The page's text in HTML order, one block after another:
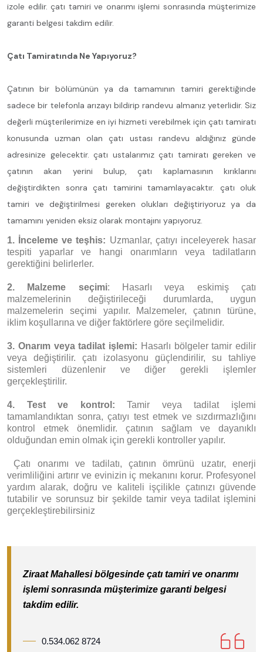
izole edilir. çatı tamiri ve onarımı işlemi sonrasında müşterimize
garanti belgesi takdim edilir.
Çatı Tamiratında Ne Yapıyoruz?
Çatının bir bölümünün ya da tamamının tamiri gerektiğinde
sadece bir telefonla arızayı bildirip randevu almanız yeterlidir. Siz
değerli müşterilerimize en iyi hizmeti verebilmek için çatı tamiratı
konusunda uzman olan çatı ustası randevu aldığınız günde
adresinize gelecektir. çatı ustalarımız çatı tamiratı gereken ve
çatının akan yerini bulup, çatı kaplamasının kırıklarını
değiştirdikten sonra çatı tamirini tamamlayacaktır. çatı oluk
tamiri ve değiştirilmesi gereken olukları değiştiriyoruz ya da
tamamını yeniden eksiz olarak montajını yapıyoruz.
1. İnceleme ve teşhis: Uzmanlar, çatıyı inceleyerek hasar
tespiti yaparlar ve hangi onarımların veya tadilatların
gerektiğini belirlerler.
2. Malzeme seçimi: Hasarlı veya eskimiş çatı
malzemelerinin değiştirileceği durumlarda, uygun
malzemelerin seçimi yapılır. Malzemeler, çatının türüne,
iklim koşullarına ve diğer faktörlere göre seçilmelidir.
3. Onarım veya tadilat işlemi: Hasarlı bölgeler tamir edilir
veya değiştirilir. çatı izolasyonu güçlendirilir, su tahliye
sistemleri düzenlenir ve diğer gerekli işlemler
gerçekleştirilir.
4. Test ve kontrol:Tamir veya tadilat işlemi
tamamlandıktan sonra, çatıyı test etmek ve sızdırmazlığını
kontrol etmek önemlidir. çatının sağlam ve dayanıklı
olduğundan emin olmak için gerekli kontroller yapılır.
Çatı onarımı ve tadilatı, çatının ömrünü uzatır, enerji
verimliliğini artırır ve evinizin iç mekanını korur. Profesyonel
yardım alarak, doğru ve kaliteli işçilikle çatınızı güvende
tutabilir ve sorunsuz bir şekilde tamir veya tadilat işlemini
gerçekleştirebilirsiniz
Ziraat Mahallesi bölgesinde çatı tamiri ve onarımı
işlemi sonrasında müşterimize garanti belgesi
takdim edilir.
0.534.062 8724